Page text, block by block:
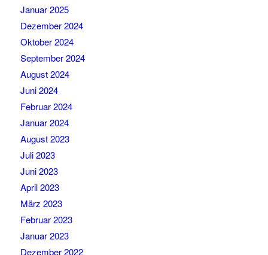
Januar 2025
Dezember 2024
Oktober 2024
September 2024
August 2024
Juni 2024
Februar 2024
Januar 2024
August 2023
Juli 2023
Juni 2023
April 2023
März 2023
Februar 2023
Januar 2023
Dezember 2022